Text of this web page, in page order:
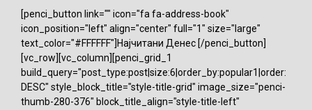
[penci_button link="" icon="fa fa-address-book"
icon_position="left" align="center" full="1" size="large"
text_color="#FFFFFF"]Најчитани Денес [/penci_button]
[vc_row][vc_column][penci_grid_1
build_query="post_type:post|size:6|order_by:popular1|order:
DESC" style_block_title="style-title-grid" image_size="penci-
thumb-280-376" block_title_align="style-title-left"